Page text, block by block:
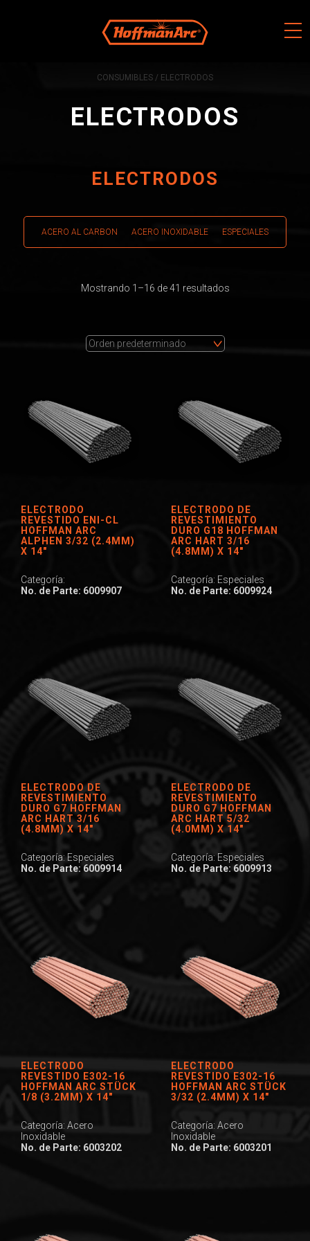
CONSUMIBLES / ELECTRODOS
ELECTRODOS
ELECTRODOS
ACERO AL CARBON ACERO INOXIDABLE ESPECIALES
Mostrando 1–16 de 41 resultados
ELECTRODO
REVESTIDO ENI-CL
HOFFMAN ARC
ALPHEN 3/32 (2.4MM)
X 14″
Categoría:
No. de Parte: 6009907
ELECTRODO DE
REVESTIMIENTO
DURO G18 HOFFMAN
ARC HART 3/16
(4.8MM) X 14″
Categoría: Especiales
No. de Parte: 6009924
ELECTRODO DE
REVESTIMIENTO
DURO G7 HOFFMAN
ARC HART 3/16
(4.8MM) X 14″
Categoría: Especiales
No. de Parte: 6009914
ELECTRODO DE
REVESTIMIENTO
DURO G7 HOFFMAN
ARC HART 5/32
(4.0MM) X 14″
Categoría: Especiales
No. de Parte: 6009913
ELECTRODO
REVESTIDO E302-16
HOFFMAN ARC STÜCK
1/8 (3.2MM) X 14″
Categoría: Acero
Inoxidable
No. de Parte: 6003202
ELECTRODO
REVESTIDO E302-16
HOFFMAN ARC STÜCK
3/32 (2.4MM) X 14″
Categoría: Acero
Inoxidable
No. de Parte: 6003201